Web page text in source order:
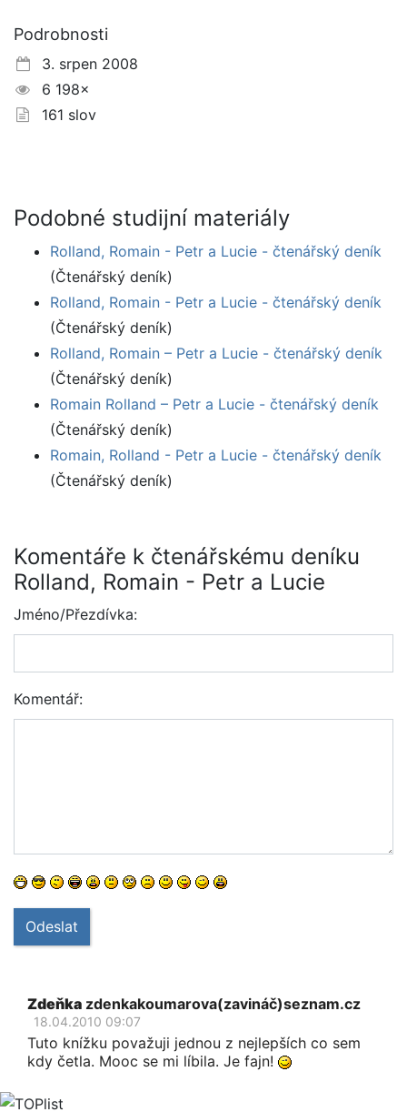
Podrobnosti
3. srpen 2008
6 198×
161 slov
Podobné studijní materiály
Rolland, Romain - Petr a Lucie - čtenářský deník
(Čtenářský deník)
Rolland, Romain - Petr a Lucie - čtenářský deník
(Čtenářský deník)
Rolland, Romain – Petr a Lucie - čtenářský deník
(Čtenářský deník)
Romain Rolland – Petr a Lucie - čtenářský deník
(Čtenářský deník)
Romain, Rolland - Petr a Lucie - čtenářský deník
(Čtenářský deník)
Komentáře k čtenářskému deníku
Rolland, Romain - Petr a Lucie
Jméno/Přezdívka:
Komentář:
Odeslat
Zdeňka zdenkakoumarova(zavináč)seznam.cz
18.04.2010 09:07
Tuto knížku považuji jednou z nejlepších co sem
kdy četla. Mooc se mi líbila. Je fajn!